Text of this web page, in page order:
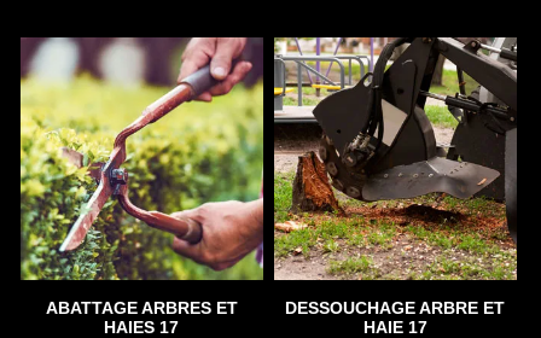
ABATTAGE ARBRES ET
HAIES 17
DESSOUCHAGE ARBRE ET
HAIE 17